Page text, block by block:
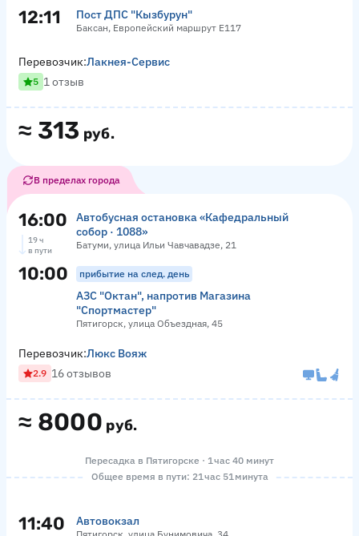
12:11 Пост ДПС "Кызбурун"
Баксан, Европейский маршрут Е117
≈ 313 руб.
Перевозчик:Лакнея-Сервис
5 1 отзыв
В пределах города
16:00
Автобусная остановка «Кафедральный
собор · 1088»
Батуми, улица Ильи Чавчавадзе, 21
19 ч
в пути
10:00 прибытие на след. день
АЗС "Октан", напротив Магазина
"Спортмастер"
Пятигорск, улица Объездная, 45
≈ 8000 руб.
Перевозчик:Люкс Вояж
2.9 16 отзывов
Пересадка в Пятигорске · 1 час 40 минут
Общее время в пути: 21 час 51 минута
11:40 Автовокзал